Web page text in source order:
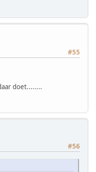
#55
doet........
#56